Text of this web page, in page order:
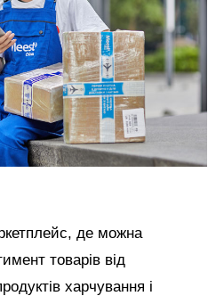
де можна
товарів від
харчування і